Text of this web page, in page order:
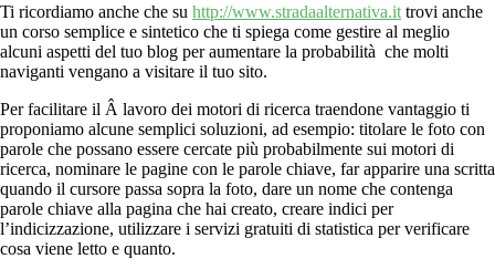
Ti ricordiamo anche che su http://www.stradaalternativa.it trovi anche
un corso semplice e sintetico che ti spiega come gestire al meglio
alcuni aspetti del tuo blog per aumentare la probabilità che molti
naviganti vengano a visitare il tuo sito.
Per facilitare il Â lavoro dei motori di ricerca traendone vantaggio ti
proponiamo alcune semplici soluzioni, ad esempio: titolare le foto con
parole che possano essere cercate più probabilmente sui motori di
ricerca, nominare le pagine con le parole chiave, far apparire una scritta
quando il cursore passa sopra la foto, dare un nome che contenga
parole chiave alla pagina che hai creato, creare indici per
l’indicizzazione, utilizzare i servizi gratuiti di statistica per verificare
cosa viene letto e quanto.